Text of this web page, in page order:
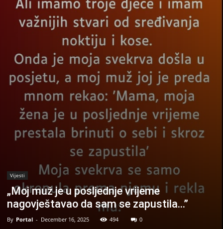
Vijesti
„Moj muž je u posljednje vrijeme
nagovještavao da sam se zapustila…”
By Portal - December 16, 2025 494 0